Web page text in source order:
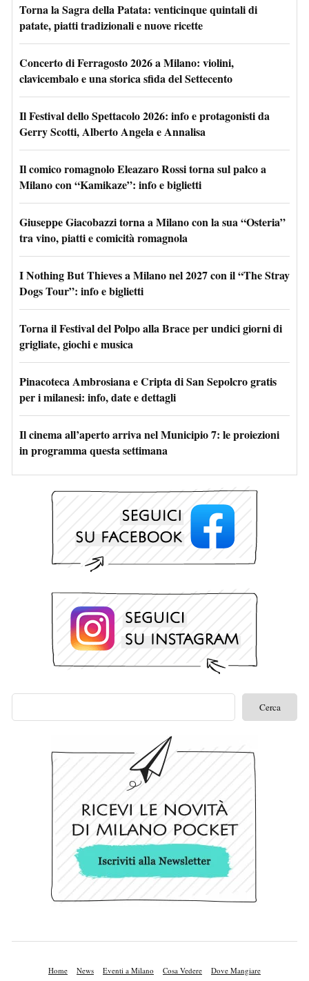
Torna la Sagra della Patata: venticinque quintali di
patate, piatti tradizionali e nuove ricette
Concerto di Ferragosto 2026 a Milano: violini,
clavicembalo e una storica sfida del Settecento
Il Festival dello Spettacolo 2026: info e protagonisti da
Gerry Scotti, Alberto Angela e Annalisa
Il comico romagnolo Eleazaro Rossi torna sul palco a
Milano con “Kamikaze”: info e biglietti
Giuseppe Giacobazzi torna a Milano con la sua “Osteria”
tra vino, piatti e comicità romagnola
I Nothing But Thieves a Milano nel 2027 con il “The Stray
Dogs Tour”: info e biglietti
Torna il Festival del Polpo alla Brace per undici giorni di
grigliate, giochi e musica
Pinacoteca Ambrosiana e Cripta di San Sepolcro gratis
per i milanesi: info, date e dettagli
Il cinema all’aperto arriva nel Municipio 7: le proiezioni
in programma questa settimana
Home News Eventi a Milano Cosa Vedere Dove Mangiare